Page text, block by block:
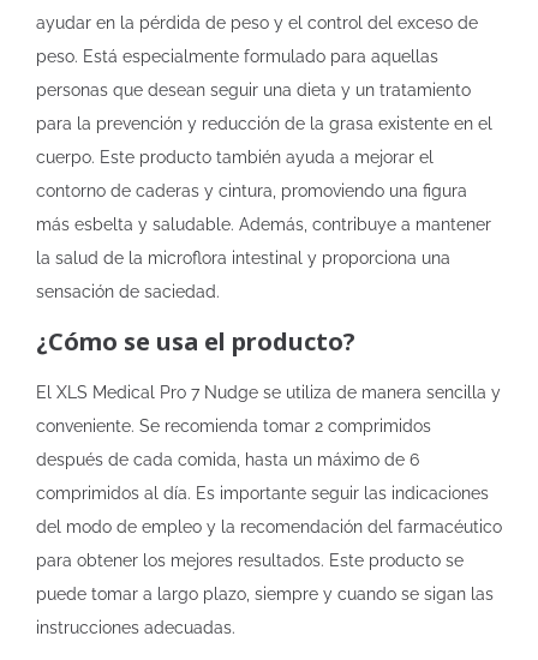
ayudar en la pérdida de peso y el control del exceso de
peso. Está especialmente formulado para aquellas
personas que desean seguir una dieta y un tratamiento
para la prevención y reducción de la grasa existente en el
cuerpo. Este producto también ayuda a mejorar el
contorno de caderas y cintura, promoviendo una figura
más esbelta y saludable. Además, contribuye a mantener
la salud de la microflora intestinal y proporciona una
sensación de saciedad.
¿Cómo se usa el producto?
El XLS Medical Pro 7 Nudge se utiliza de manera sencilla y
conveniente. Se recomienda tomar 2 comprimidos
después de cada comida, hasta un máximo de 6
comprimidos al día. Es importante seguir las indicaciones
del modo de empleo y la recomendación del farmacéutico
para obtener los mejores resultados. Este producto se
puede tomar a largo plazo, siempre y cuando se sigan las
instrucciones adecuadas.